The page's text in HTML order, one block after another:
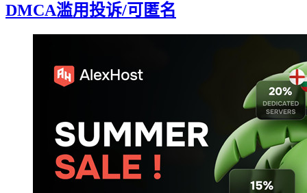
DMCA滥用投诉/可匿名